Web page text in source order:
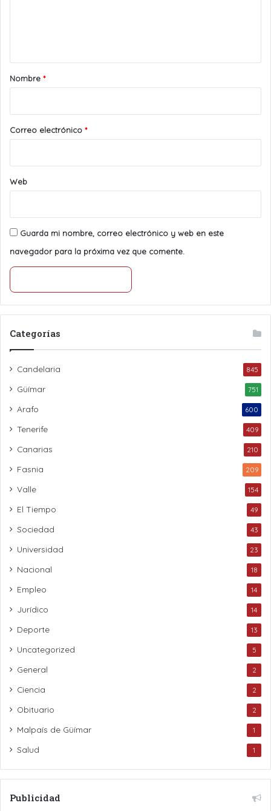
r
*
Nombre *
Correo electrónico *
Web
Guarda mi nombre, correo electrónico y web en este
navegador para la próxima vez que comente.
Categorías
Candelaria 845
Güímar 751
Arafo 600
Tenerife 409
Canarias 210
Fasnia 209
Valle 154
El Tiempo 49
Sociedad 43
Universidad 23
Nacional 18
Empleo 14
Jurídico 14
Deporte 13
Uncategorized 5
General 2
Ciencia 2
Obituario 2
Malpaís de Güímar 1
Salud 1
Publicidad